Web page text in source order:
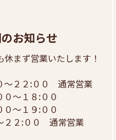
お知らせ
まず営業いたします！
～２２:００ 通常営業
～１８:００
～１９:００
２:００ 通常営業